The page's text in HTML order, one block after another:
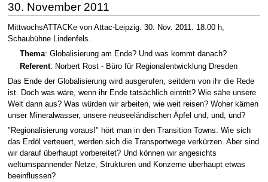
30. November 2011
MittwochsATTACKe von Attac-Leipzig. 30. Nov. 2011. 18.00 h,
Schaubühne Lindenfels.
Thema: Globalisierung am Ende? Und was kommt danach?
Referent: Norbert Rost - Büro für Regionalentwicklung Dresden
Das Ende der Globalisierung wird ausgerufen, seitdem von ihr die Rede
ist. Doch was wäre, wenn ihr Ende tatsächlich eintritt? Wie sähe unsere
Welt dann aus? Was würden wir arbeiten, wie weit reisen? Woher kämen
unser Mineralwasser, unsere neuseeländischen Äpfel und, und, und?
"Regionalisierung voraus!" hört man in den Transition Towns: Wie sich
das Erdöl verteuert, werden sich die Transportwege verkürzen. Aber sind
wir darauf überhaupt vorbereitet? Und können wir angesichts
weltumspannender Netze, Strukturen und Konzerne überhaupt etwas
beeinflussen?